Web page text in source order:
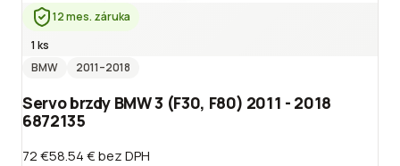
12 mes. záruka
1 ks
BMW
2011–2018
Servo brzdy BMW 3 (F30, F80) 2011 - 2018
6872135
72 €58.54 €bez DPH